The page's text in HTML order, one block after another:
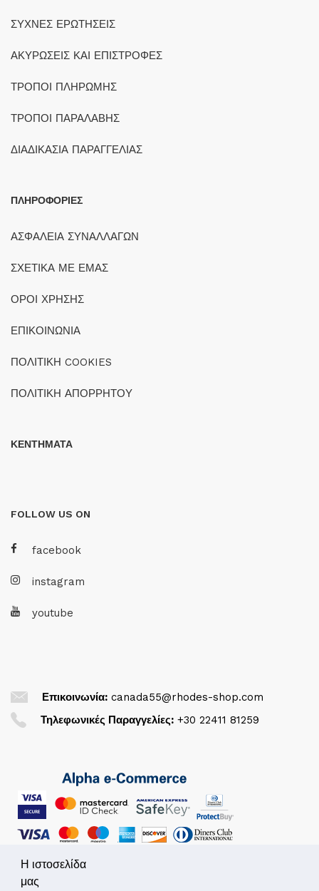
ΣΥΧΝΕΣ ΕΡΩΤΗΣΕΙΣ
ΑΚΥΡΩΣΕΙΣ ΚΑΙ ΕΠΙΣΤΡΟΦΕΣ
ΤΡΟΠΟΙ ΠΛΗΡΩΜΗΣ
ΤΡΟΠΟΙ ΠΑΡΑΛΑΒΗΣ
ΔΙΑΔΙΚΑΣΙΑ ΠΑΡΑΓΓΕΛΙΑΣ
ΠΛΗΡΟΦΟΡΙΕΣ
ΑΣΦΑΛΕΙΑ ΣΥΝΑΛΛΑΓΩΝ
ΣΧΕΤΙΚΑ ΜΕ ΕΜΑΣ
ΟΡΟΙ ΧΡΗΣΗΣ
ΕΠΙΚΟΙΝΩΝΙΑ
ΠΟΛΙΤΙΚΗ COOKIES
ΠΟΛΙΤΙΚΗ ΑΠΟΡΡΗΤΟΥ
ΚΕΝΤΗΜΑΤΑ
FOLLOW US ON
facebook
instagram
youtube
Επικοινωνία: canada55@rhodes-shop.com
Τηλεφωνικές Παραγγελίες: +30 22411 81259
Η ιστοσελίδα
μας